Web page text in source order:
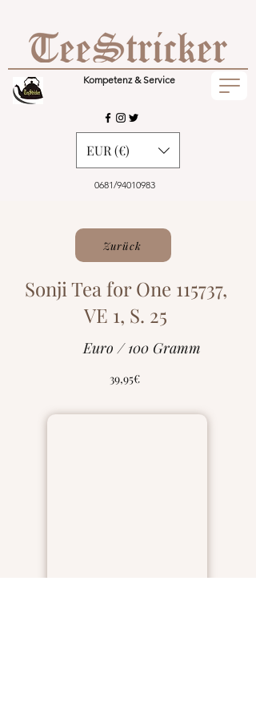
Kompetenz & Service
0681/94010983
EUR (€)
Zurück
Sonji Tea for One 115737,
VE 1, S. 25
Euro / 100 Gramm
39,95€